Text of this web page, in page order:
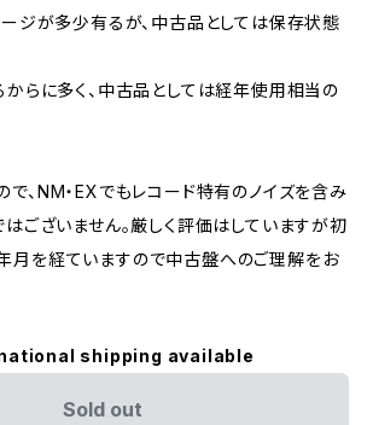
ジが多少有るが、中古品としては保存状態
らに多く、中古品としては経年使用相当の
、NM・EXでもレコード特有のノイズを含み
はございません。厳しく評価はしていますが初
月を経ていますので中古盤へのご理解をお
shipping available
Sold out